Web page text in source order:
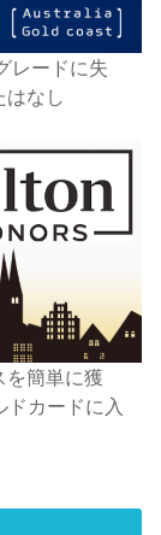
レードに失
はなし
を簡単に獲
カードに入